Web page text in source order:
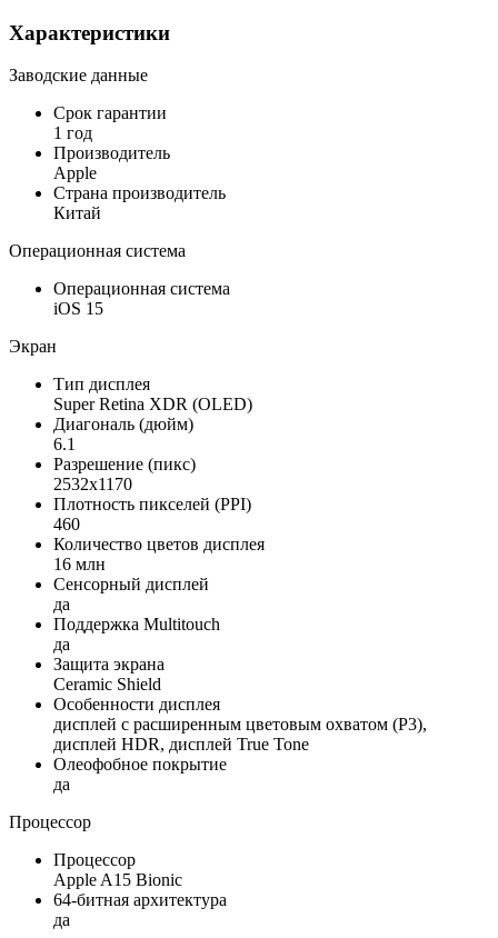
Характеристики
Заводские данные
Срок гарантии
1 год
Производитель
Apple
Страна производитель
Китай
Операционная система
Операционная система
iOS 15
Экран
Тип дисплея
Super Retina XDR (OLED)
Диагональ (дюйм)
6.1
Разрешение (пикс)
2532x1170
Плотность пикселей (PPI)
460
Количество цветов дисплея
16 млн
Сенсорный дисплей
да
Поддержка Multitouch
да
Защита экрана
Ceramic Shield
Особенности дисплея
дисплей с расширенным цветовым охватом (P3),
дисплей HDR, дисплей True Tone
Олеофобное покрытие
да
Процессор
Процессор
Apple A15 Bionic
64-битная архитектура
да